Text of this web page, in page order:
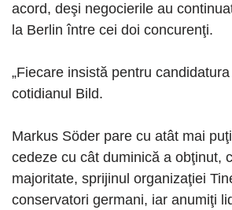
acord, deşi negocierile au
la Berlin între cei doi concurenţi.
„Fiecare insistă pentru candidatura
cotidianul Bild.
Markus Söder pare cu atât mai
cedeze cu cât duminică a obţinut,
majoritate, sprijinul organizaţiei
conservatori germani, iar anumiţi